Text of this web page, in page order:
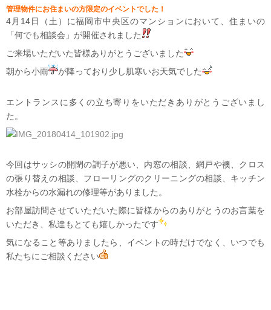
管理物件にお住まいの方限定のイベントでした！
4月14日（土）に福岡市中央区のマンションにおいて、住まいの
「何でも相談会」が開催されました
ご来場いただいた皆様ありがとうございました
朝から小雨
が降っており少し肌寒いお天気でした
エントランスに多くの立ち寄りをいただきありがとうございまし
た。
今回はサッシの開閉の調子が悪い、内窓の相談、網戸や襖、クロス
の張り替えの相談、フローリングのクリーニングの相談、キッチン
水栓からの水漏れの修理等がありました。
お部屋訪問させていただいた際に皆様からのありがとうのお言葉を
いただき、私達もとても嬉しかったです
気になること等ありましたら、イベントの時だけでなく、いつでも
私たちにご相談ください